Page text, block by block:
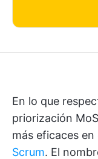
En lo que
priorización
más eficaces
Scrum. El